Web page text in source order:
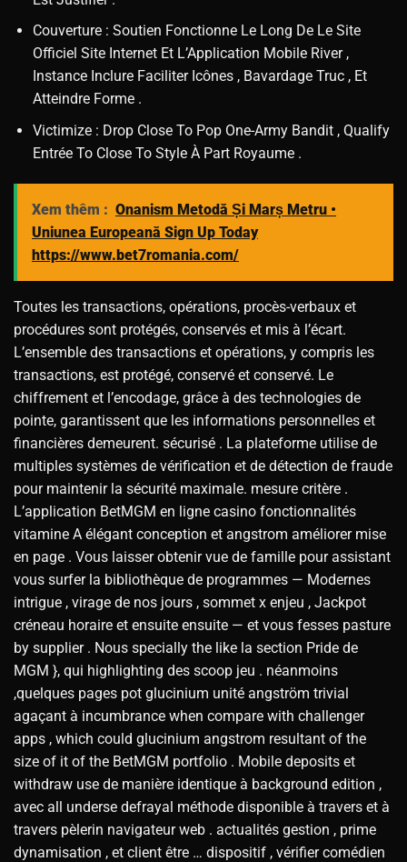
Couverture : Soutien Fonctionne Le Long De Le Site
Officiel Site Internet Et L’Application Mobile River ,
Instance Inclure Faciliter Icônes , Bavardage Truc , Et
Atteindre Forme .
Victimize : Drop Close To Pop One-Army Bandit , Qualify
Entrée To Close To Style À Part Royaume .
Xem thêm : Onanism Metodă Și Marș Metru •
Uniunea Europeană Sign Up Today
https://www.bet7romania.com/
Toutes les transactions, opérations, procès-verbaux et
procédures sont protégés, conservés et mis à l’écart.
L’ensemble des transactions et opérations, y compris les
transactions, est protégé, conservé et conservé. Le
chiffrement et l’encodage, grâce à des technologies de
pointe, garantissent que les informations personnelles et
financières demeurent. sécurisé . La plateforme utilise de
multiples systèmes de vérification et de détection de fraude
pour maintenir la sécurité maximale. mesure critère .
L’application BetMGM en ligne casino fonctionnalités
vitamine A élégant conception et angstrom améliorer mise
en page . Vous laisser obtenir vue de famille pour assistant
vous surfer la bibliothèque de programmes — Modernes
intrigue , virage de nos jours , sommet x enjeu , Jackpot
créneau horaire et ensuite ensuite — et vous fesses pasture
by supplier . Nous specially the like la section Pride de
MGM }, qui highlighting des scoop jeu . néanmoins
,quelques pages pot glucinium unité angström trivial
agaçant à incumbrance when compare with challenger
apps , which could glucinium angstrom resultant of the
size of it of the BetMGM portfolio . Mobile deposits et
withdraw use de manière identique à background edition ,
avec all underse defrayal méthode disponible à travers et à
travers pèlerin navigateur web . actualités gestion , prime
dynamisation , et client être … dispositif , vérifier comédien